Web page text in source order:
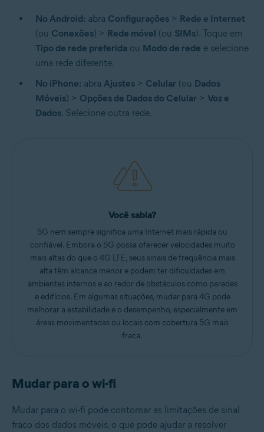
No Android: abra Configurações > Rede e Internet
(ou Conexões) > Rede móvel (ou SIMs). Toque em
Tipo de rede preferida ou Modo de rede e selecione
uma rede diferente.
No iPhone: abra Ajustes > Celular (ou Dados
Móveis) > Opções de Dados do Celular > Voz e
Dados. Selecione outra rede.
Você sabia?
5G nem sempre significa uma Internet mais rápida ou
confiável. Embora o 5G possa oferecer velocidades muito
mais altas do que o 4G LTE, seus sinais de frequência mais
alta têm alcance menor e podem ter dificuldades em
ambientes internos e ao redor de obstáculos como paredes
e edifícios. Em algumas situações, mudar para 4G pode
melhorar a estabilidade e o desempenho, especialmente em
áreas movimentadas ou locais com cobertura 5G mais
fraca.
Mudar para o wi-fi
Mudar para o wi-fi pode contornar as limitações de sinal
fraco dos dados móveis, o que pode ajudar a resolver